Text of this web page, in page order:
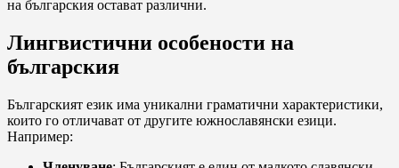
на българския остават различни.
Лингвистични особености на
българския
Българският език има уникални граматични характеристики,
които го отличават от другите южнославянски езици.
Например: